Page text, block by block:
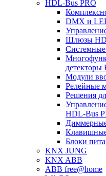
HDL-Bus PRO
DMX и
Шлюзы
Системные
детекторы
Модули
Релейные
Решения
HDL-Bus
Блоки
KNX JUNG
KNX ABB
ABB free@home